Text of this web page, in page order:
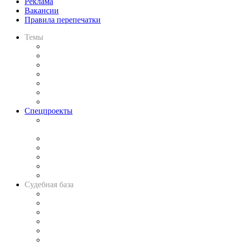
Вакансии
Правила перепечатки
Темы
Спецпроекты
Судебная база